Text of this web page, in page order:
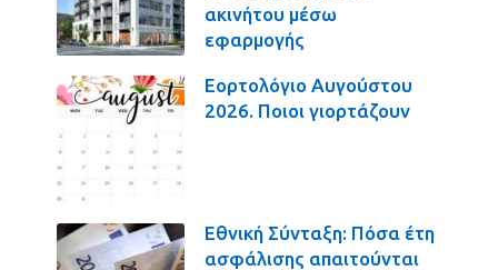
ακινήτου μέσω
εφαρμογής
Εορτολόγιο Αυγούστου
2026. Ποιοι γιορτάζουν
Εθνική Σύνταξη: Πόσα έτη
ασφάλισης απαιτούνται